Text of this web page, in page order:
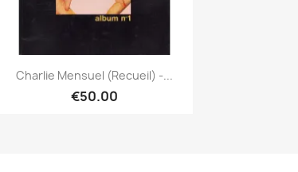
Quick view
Charlie Mensuel (Recueil) -...
€50.00